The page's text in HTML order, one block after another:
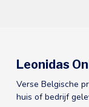
Leonidas
Verse Belgische
huis of bedrijf